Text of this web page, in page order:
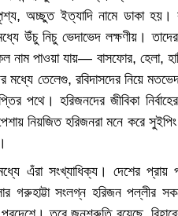
অচ্ছুত ইত্যাদি নামে ডাকা হয়।
উঁচু নিচু ভেদাভেদ লক্ষণীয়।
নাম পাওয়া যায়— বাসফোর, হেলা,
মধ্যে তেলেগু, রবিদাসদের নিয়ে
পথে। হরিজনদের জীবিকা
নিয়জিত হরিজনরা মনে করে
মধ্যে এঁরা সংখ্যাধিক্য। দেশের
গরুহাট্টা সংলগ্ন হরিজন পল্লীর